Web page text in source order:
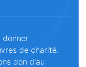
donner
de charité.
don d'au